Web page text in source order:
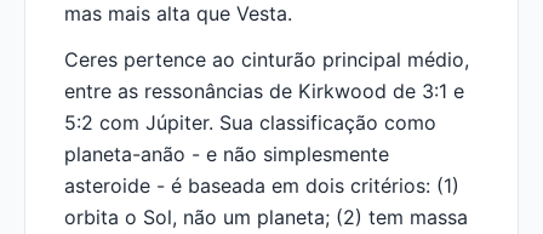
mas mais alta que Vesta.
Ceres pertence ao cinturão principal médio,
entre as ressonâncias de Kirkwood de 3:1 e
5:2 com Júpiter. Sua classificação como
planeta-anão - e não simplesmente
asteroide - é baseada em dois critérios: (1)
orbita o Sol, não um planeta; (2) tem massa